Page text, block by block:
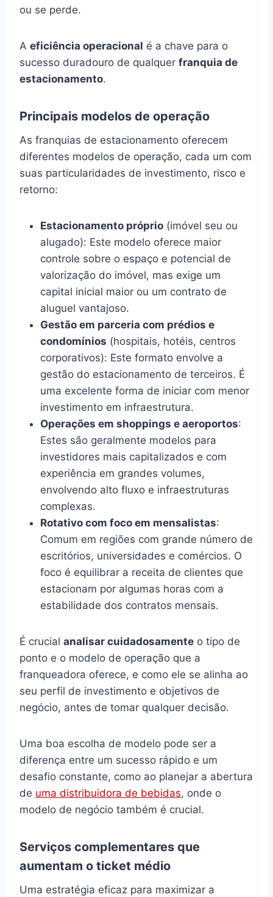
ou se perde.
A eficiência operacional é a chave para o
sucesso duradouro de qualquer franquia de
estacionamento.
Principais modelos de operação
As franquias de estacionamento oferecem
diferentes modelos de operação, cada um com
suas particularidades de investimento, risco e
retorno:
Estacionamento próprio (imóvel seu ou
alugado): Este modelo oferece maior
controle sobre o espaço e potencial de
valorização do imóvel, mas exige um
capital inicial maior ou um contrato de
aluguel vantajoso.
Gestão em parceria com prédios e
condomínios (hospitais, hotéis, centros
corporativos): Este formato envolve a
gestão do estacionamento de terceiros. É
uma excelente forma de iniciar com menor
investimento em infraestrutura.
Operações em shoppings e aeroportos:
Estes são geralmente modelos para
investidores mais capitalizados e com
experiência em grandes volumes,
envolvendo alto fluxo e infraestruturas
complexas.
Rotativo com foco em mensalistas:
Comum em regiões com grande número de
escritórios, universidades e comércios. O
foco é equilibrar a receita de clientes que
estacionam por algumas horas com a
estabilidade dos contratos mensais.
É crucial analisar cuidadosamente o tipo de
ponto e o modelo de operação que a
franqueadora oferece, e como ele se alinha ao
seu perfil de investimento e objetivos de
negócio, antes de tomar qualquer decisão.
Uma boa escolha de modelo pode ser a
diferença entre um sucesso rápido e um
desafio constante, como ao planejar a abertura
de uma distribuidora de bebidas, onde o
modelo de negócio também é crucial.
Serviços complementares que
aumentam o ticket médio
Uma estratégia eficaz para maximizar a